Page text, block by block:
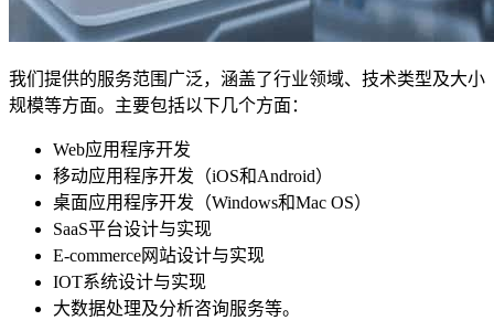
我们提供的服务范围广泛，涵盖了行业领域、技术类型及大小
规模等方面。主要包括以下几个方面：
Web应用程序开发
移动应用程序开发（iOS和Android）
桌面应用程序开发（Windows和Mac OS）
SaaS平台设计与实现
E-commerce网站设计与实现
IOT系统设计与实现
大数据处理及分析咨询服务等。